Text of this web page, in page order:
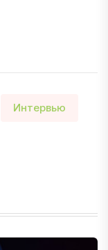
Интервью